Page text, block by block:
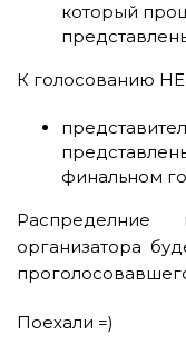
который
К голосованию НЕ
финальном
организатора
Поехали =)